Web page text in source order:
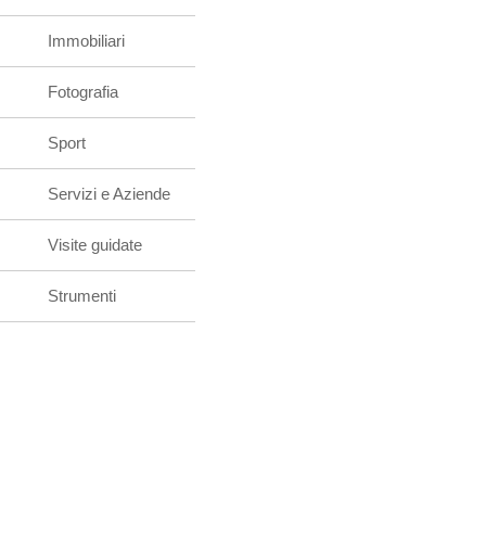
Immobiliari
Fotografia
Sport
Servizi e Aziende
Visite guidate
Strumenti